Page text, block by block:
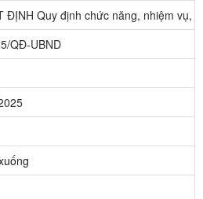
ĐỊNH Quy định chức năng, nhiệm vụ,
QĐ-UBND